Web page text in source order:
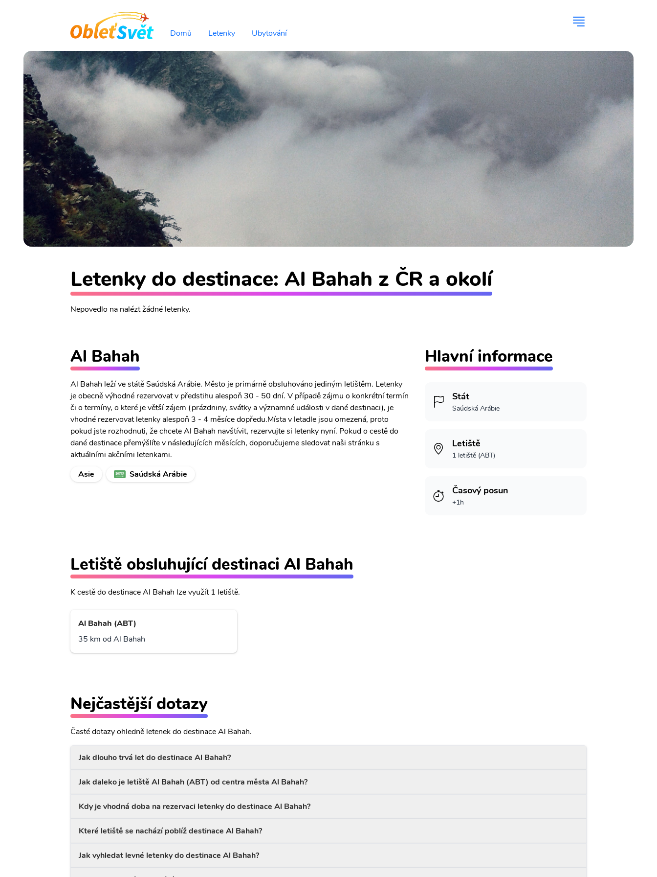
Domů Letenky Ubytování
Letenky do destinace: Al Bahah z ČR a okolí
Nepovedlo na nalézt žádné letenky.
Al Bahah
Al Bahah leží ve státě Saúdská Arábie. Město je primárně obsluhováno jediným letištěm. Letenky
je obecně výhodné rezervovat v předstihu alespoň 30 - 50 dní. V případě zájmu o konkrétní termín
či o termíny, o které je větší zájem (prázdniny, svátky a významné události v dané destinaci), je
vhodné rezervovat letenky alespoň 3 - 4 měsíce dopředu.Místa v letadle jsou omezená, proto
pokud jste rozhodnuti, že chcete Al Bahah navštívit, rezervujte si letenky nyní. Pokud o cestě do
dané destinace přemýšlíte v následujících měsících, doporučujeme sledovat naši stránku s
aktuálními akčními letenkami.
Asie
Saúdská Arábie
Hlavní informace
Stát
Saúdská Arábie
Letiště
1 letiště (ABT)
Časový posun
+1h
Letiště obsluhující destinaci Al Bahah
K cestě do destinace Al Bahah lze využít 1 letiště.
Al Bahah (ABT)
35 km od Al Bahah
Nejčastější dotazy
Časté dotazy ohledně letenek do destinace Al Bahah.
Jak dlouho trvá let do destinace Al Bahah?
Jak daleko je letiště Al Bahah (ABT) od centra města Al Bahah?
Kdy je vhodná doba na rezervaci letenky do destinace Al Bahah?
Které letiště se nachází poblíž destinace Al Bahah?
Jak vyhledat levné letenky do destinace Al Bahah?